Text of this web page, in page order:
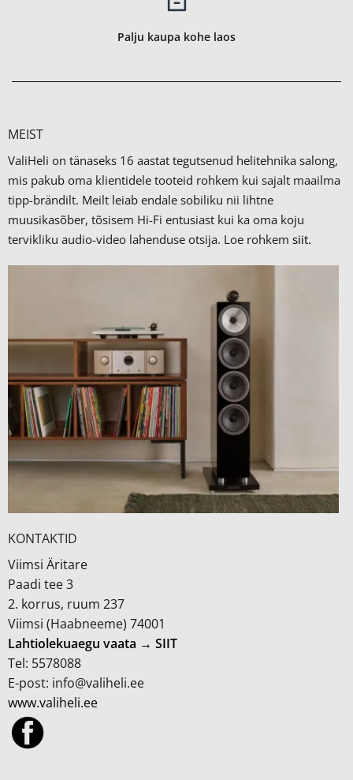
Palju kaupa kohe laos
MEIST
ValiHeli on tänaseks 16 aastat tegutsenud helitehnika salong,
mis pakub oma klientidele tooteid rohkem kui sajalt maailma
tipp-brändilt. Meilt leiab endale sobiliku nii lihtne
muusikasõber, tõsisem Hi-Fi entusiast kui ka oma koju
tervikliku audio-video lahenduse otsija. Loe rohkem siit.
KONTAKTID
Viimsi Äritare
Paadi tee 3
2. korrus, ruum 237
Viimsi (Haabneeme) 74001
Lahtiolekuaegu vaata → SIIT
Tel: 5578088
E-post: info@valiheli.ee
www.valiheli.ee